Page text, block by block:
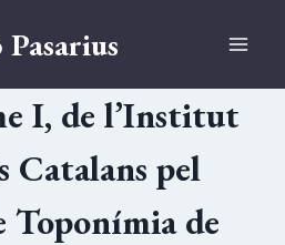
Pasarius
I, de l’Institut
Catalans pel
Toponímia de